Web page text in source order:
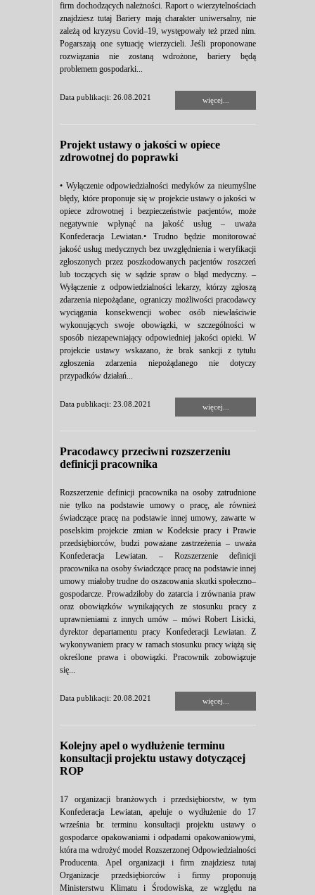
firm dochodzących należności. Raport o wierzytelnościach
znajdziesz tutaj Bariery mają charakter uniwersalny, nie
zależą od kryzysu Covid–19, występowały też przed nim.
Pogarszają one sytuację wierzycieli. Jeśli proponowane
rozwiązania nie zostaną wdrożone, bariery będą
problemem gospodarki...
Data publikacji: 26.08.2021 więcej...
Projekt ustawy o jakości w opiece
zdrowotnej do poprawki
• Wyłączenie odpowiedzialności medyków za nieumyślne
błędy, które proponuje się w projekcie ustawy o jakości w
opiece zdrowotnej i bezpieczeństwie pacjentów, może
negatywnie wpłynąć na jakość usług – uważa
Konfederacja Lewiatan.• Trudno będzie monitorować
jakość usług medycznych bez uwzględnienia i weryfikacji
zgłoszonych przez poszkodowanych pacjentów roszczeń
lub toczących się w sądzie spraw o błąd medyczny. –
Wyłączenie z odpowiedzialności lekarzy, którzy zgłoszą
zdarzenia niepożądane, ograniczy możliwości pracodawcy
wyciągania konsekwencji wobec osób niewłaściwie
wykonujących swoje obowiązki, w szczególności w
sposób niezapewniający odpowiedniej jakości opieki. W
projekcie ustawy wskazano, że brak sankcji z tytułu
zgłoszenia zdarzenia niepożądanego nie dotyczy
przypadków działań...
Data publikacji: 23.08.2021 więcej...
Pracodawcy przeciwni rozszerzeniu
definicji pracownika
Rozszerzenie definicji pracownika na osoby zatrudnione
nie tylko na podstawie umowy o pracę, ale również
świadczące pracę na podstawie innej umowy, zawarte w
poselskim projekcie zmian w Kodeksie pracy i Prawie
przedsiębiorców, budzi poważane zastrzeżenia – uważa
Konfederacja Lewiatan. – Rozszerzenie definicji
pracownika na osoby świadczące pracę na podstawie innej
umowy miałoby trudne do oszacowania skutki społeczno–
gospodarcze. Prowadziłoby do zatarcia i zrównania praw
oraz obowiązków wynikających ze stosunku pracy z
uprawnieniami z innych umów – mówi Robert Lisicki,
dyrektor departamentu pracy Konfederacji Lewiatan. Z
wykonywaniem pracy w ramach stosunku pracy wiążą się
określone prawa i obowiązki. Pracownik zobowiązuje
się...
Data publikacji: 20.08.2021 więcej...
Kolejny apel o wydłużenie terminu
konsultacji projektu ustawy dotyczącej
ROP
17 organizacji branżowych i przedsiębiorstw, w tym
Konfederacja Lewiatan, apeluje o wydłużenie do 17
września br. terminu konsultacji projektu ustawy o
gospodarce opakowaniami i odpadami opakowaniowymi,
która ma wdrożyć model Rozszerzonej Odpowiedzialności
Producenta. Apel organizacji i firm znajdziesz tutaj
Organizacje przedsiębiorców i firmy proponują
Ministerstwu Klimatu i Środowiska, ze względu na